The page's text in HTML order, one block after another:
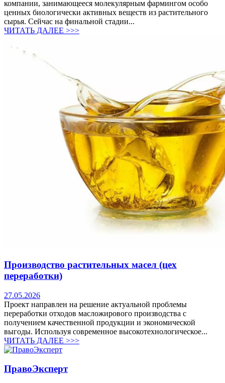
компании, занимающееся молекулярным фармингом особо
ценных биологически активных веществ из растительного
сырья. Сейчас на финальной стадии...
ЧИТАТЬ ДАЛЕЕ >>>
Производство растительных масел (цех
переработки)
27.05.2026
Проект направлен на решение актуальной проблемы
переработки отходов масложирового производства с
получением качественной продукции и экономической
выгоды. Используя современное высокотехнологическое...
ЧИТАТЬ ДАЛЕЕ >>>
ПравоЭксперт